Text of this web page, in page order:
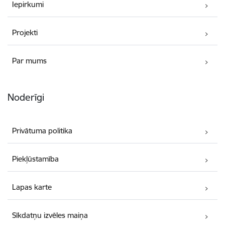
Iepirkumi
Projekti
Par mums
Noderīgi
Privātuma politika
Piekļūstamība
Lapas karte
Sīkdatņu izvēles maiņa